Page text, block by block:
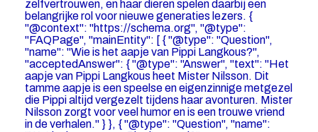
zelfvertrouwen, en haar dieren spelen daarbij een
belangrijke rol voor nieuwe generaties lezers. {
"@context": "https://schema.org", "@type":
"FAQPage", "mainEntity": [ { "@type": "Question",
"name": "Wie is het aapje van Pippi Langkous?",
"acceptedAnswer": { "@type": "Answer", "text": "Het
aapje van Pippi Langkous heet Mister Nilsson. Dit
tamme aapje is een speelse en eigenzinnige metgezel
die Pippi altijd vergezelt tijdens haar avonturen. Mister
Nilsson zorgt voor veel humor en is een trouwe vriend
in de verhalen." } }, { "@type": "Question", "name":